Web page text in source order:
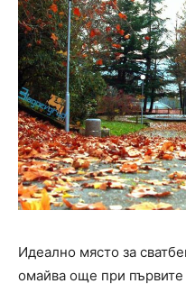
Идеално място за
омайва още при